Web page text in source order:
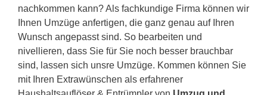
nachkommen kann? Als fachkundige Firma können wir
Ihnen Umzüge anfertigen, die ganz genau auf Ihren
Wunsch angepasst sind. So bearbeiten und
nivellieren, dass Sie für Sie noch besser brauchbar
sind, lassen sich unsre Umzüge. Kommen können Sie
mit Ihren Extrawünschen als erfahrener